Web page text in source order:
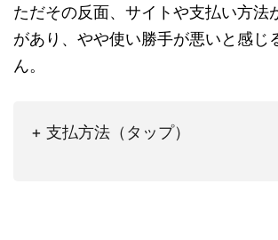
ただその反面、サイトや支払い方法
があり、やや使い勝手が悪いと感じ
ん。
+ 支払方法（タップ）